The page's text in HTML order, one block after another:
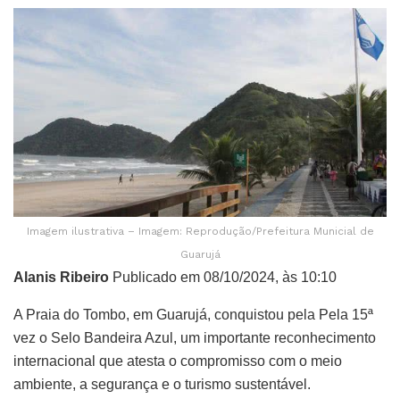
Imagem ilustrativa – Imagem: Reprodução/Prefeitura Municial de
Guarujá
Alanis Ribeiro Publicado em 08/10/2024, às 10:10
A Praia do Tombo, em Guarujá, conquistou pela Pela 15ª
vez o Selo Bandeira Azul, um importante reconhecimento
internacional que atesta o compromisso com o meio
ambiente, a segurança e o turismo sustentável.